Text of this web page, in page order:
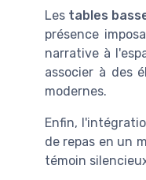
Les tables
présence
narrative à
associer à des
modernes.
Enfin,
de repas en un
témoin